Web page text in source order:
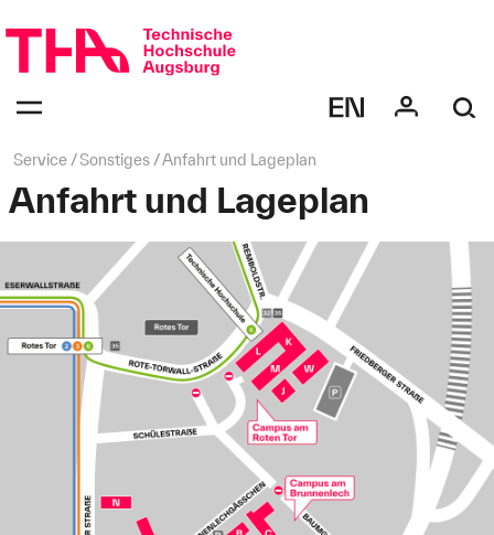
überspringen
bestätigen
des
Seitenpfad:
Service Sonstiges Anfahrt und Lageplan
Anfahrt und Lageplan